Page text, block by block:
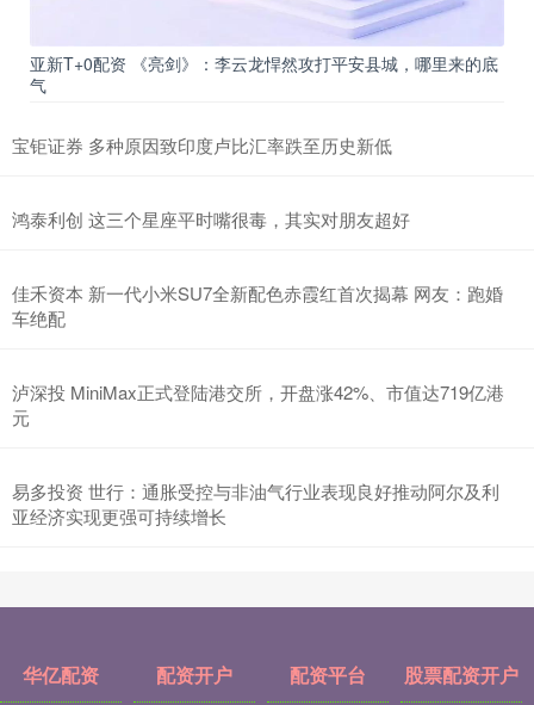
亚新T+0配资 《亮剑》：李云龙悍然攻打平安县城，哪里来的底
气
宝钜证券 多种原因致印度卢比汇率跌至历史新低
鸿泰利创 这三个星座平时嘴很毒，其实对朋友超好
佳禾资本 新一代小米SU7全新配色赤霞红首次揭幕 网友：跑婚
车绝配
泸深投 MiniMax正式登陆港交所，开盘涨42%、市值达719亿港
元
易多投资 世行：通胀受控与非油气行业表现良好推动阿尔及利
亚经济实现更强可持续增长
华亿配资 配资开户 配资平台 股票配资开户